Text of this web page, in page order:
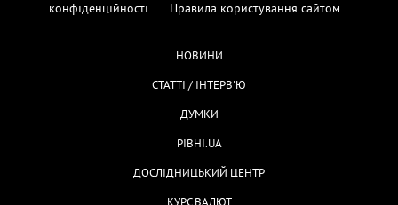
конфіденційності
Правила користування сайтом
НОВИНИ
СТАТТІ / ІНТЕРВ'Ю
ДУМКИ
РІВНІ.UA
ДОСЛІДНИЦЬКИЙ ЦЕНТР